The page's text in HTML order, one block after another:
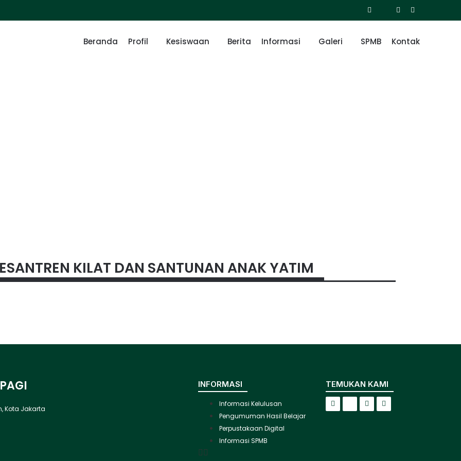
Beranda Profil Kesiswaan Berita Informasi Galeri SPMB Kontak
KILAT DAN SANTUNAN ANAK YATIM
Kota Jakarta
INFORMASI
Informasi Kelulusan
Pengumuman Hasil Belajar
Perpustakaan Digital
Informasi SPMB
TEMUKAN KAMI